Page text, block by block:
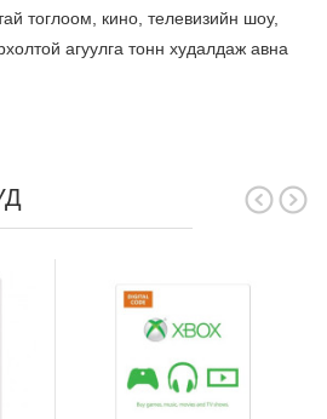
тоглоом, кино, телевизийн шоу,
агуулга тонн худалдаж авна